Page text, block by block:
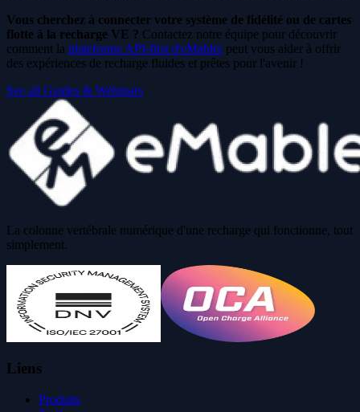
Vous cherchez à connecter votre système de fidélité ou de cartes
flotte à la recharge VE ? Contactez notre équipe pour découvrir
comment la plateforme API-first d'eMablerpeut vous aider à offrir
des expériences de recharge fluides et prêtes pour l'avenir !
See all Guides & Webinars
La colonne vertébrale numérique d'une recharge qui fonctionne, tout
simplement.
Liens
Produits